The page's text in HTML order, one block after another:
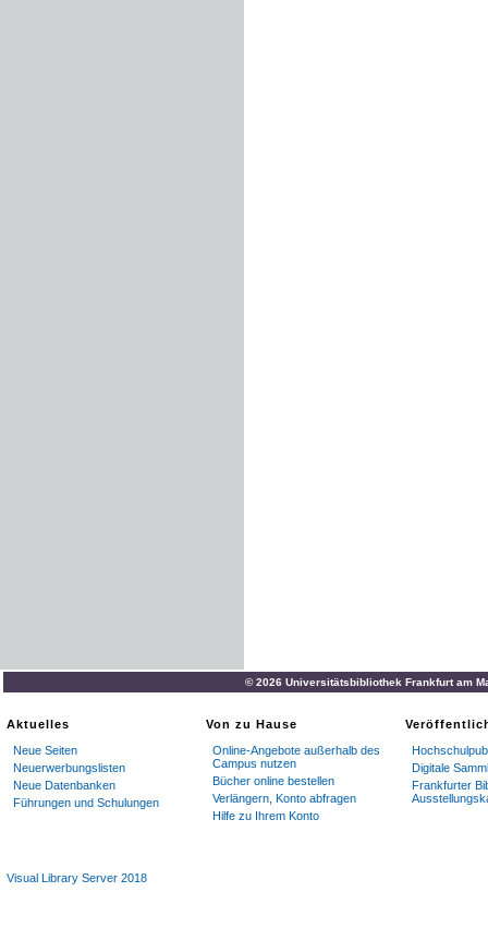
© 2026 Universitätsbibliothek Frankfurt am
Aktuelles
Neue Seiten
Neuerwerbungslisten
Neue Datenbanken
Führungen und Schulungen
Von zu Hause
Online-Angebote außerhalb des
Campus nutzen
Bücher online bestellen
Verlängern, Konto abfragen
Hilfe zu Ihrem Konto
Digitale
Frankfurter
Visual Library Server 2018